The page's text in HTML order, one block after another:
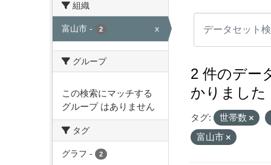
組織
富山市 - 2 x
グループ
この検索にマッチする
グループ はありません
タグ
グラフ - 2
2 件のデー
かりました
タグ: 世帯数
富山市